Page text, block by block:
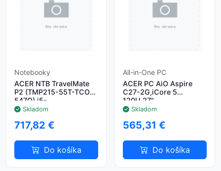
Notebooky
ACER NTB TravelMate
P2 (TMP215-55T-TCO-
547Q),i5-
120U,15.6"FHD,16GB,512GB
Graphics,W11P,Silver
Skladom
717,82 €
Do košíka
All-in-One PC
ACER PC AiO Aspire
C27-2G,iCore 5
120U,27"
FHD,8GB,512GB
Skladom
565,31 €
Do košíka